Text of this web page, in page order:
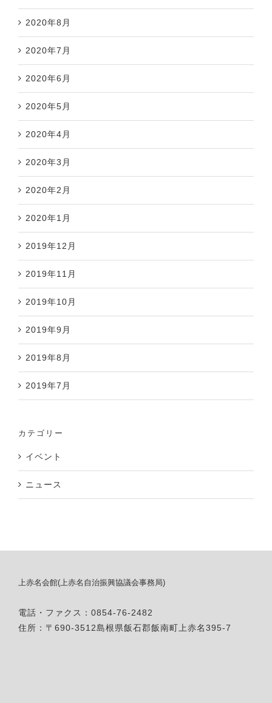
2020年8月
2020年7月
2020年6月
2020年5月
2020年4月
2020年3月
2020年2月
2020年1月
2019年12月
2019年11月
2019年10月
2019年9月
2019年8月
2019年7月
カテゴリー
イベント
ニュース
上赤名会館(上赤名自治振興協議会事務局)
電話・ファクス：0854-76-2482
住所：〒690-3512島根県飯石郡飯南町上赤名395-7